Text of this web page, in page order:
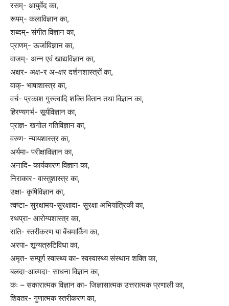
रसम्- आयुर्वेद का,
रूपम्- कलाविज्ञान का,
शब्दम्- संगीत विज्ञान का,
प्राणम्- ऊर्जाविज्ञान का,
वाजम्- अन्न एवं खाद्यविज्ञान का,
अक्षर- अक्ष-र अ-क्षर दर्शनशास्त्रों का,
वाक्- भाषाशास्त्र का,
वर्च- प्रकाश गुरुत्वादि शक्ति वितान तथा विज्ञान का,
हिरण्यगर्भ- सूर्यविज्ञान का,
प्राज्ञ- खगोल गतिविज्ञान का,
वरुण- न्यायशास्त्र का,
अर्यमा- परीक्षाविज्ञान का,
अनादि- कार्यकारण विज्ञान का,
निराकार- वास्तुशास्त्र का,
उक्षा- कृषिविज्ञान का,
त्वष्टा- सुरक्षामय-सुरक्षादा- सुरक्षा अभियांत्रिकी का,
रथप्रा- आरोग्यशास्त्र का,
राति- स्तरीकरण या बेंचमार्किंग का,
अरपा- शून्यत्रुटिविधा का,
अमृत- सम्पूर्ण स्वास्थ्य का- स्वस्वास्थ्य संस्थान शक्ति का,
बलदा-आत्मदा- साधना विज्ञान का,
कः – सकारात्मक विज्ञान का- जिज्ञासात्मक उत्तरात्मक प्रणाली का,
शिवतर- गुणात्मक स्तरीकरण का,